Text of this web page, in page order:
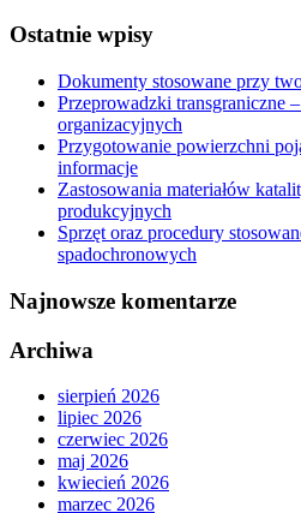
Ostatnie wpisy
Dokumenty stosowane przy
Przeprowadzki transgraniczne
organizacyjnych
Przygotowanie powierzchni
informacje
Zastosowania materiałów
produkcyjnych
Sprzęt oraz procedury
spadochronowych
Najnowsze komentarze
Archiwa
sierpień 2026
lipiec 2026
czerwiec 2026
maj 2026
kwiecień 2026
marzec 2026